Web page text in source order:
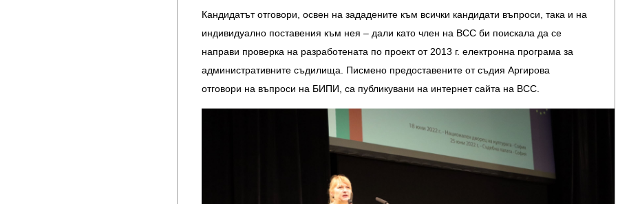
Кандидатът отговори, освен на зададените към всички кандидати въпроси, така и на
индивидуално поставения към нея – дали като член на ВСС би поискала да се
направи проверка на разработената по проект от 2013 г. електронна програма за
административните съдилища. Писмено предоставените от съдия Аргирова
отговори на въпроси на БИПИ, са публикувани на интернет сайта на ВСС.